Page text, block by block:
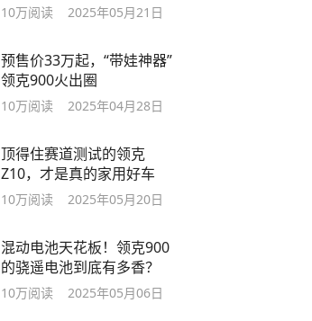
10万阅读 2025年05月21日
预售价33万起，“带娃神器”
领克900火出圈
10万阅读 2025年04月28日
顶得住赛道测试的领克
Z10，才是真的家用好车
10万阅读 2025年05月20日
混动电池天花板！领克900
的骁遥电池到底有多香？
10万阅读 2025年05月06日